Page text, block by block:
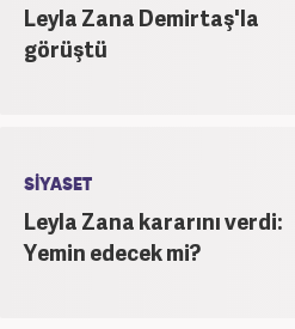
Leyla Zana Demirtaş'la
görüştü
SİYASET
Leyla Zana kararını verdi:
Yemin edecek mi?